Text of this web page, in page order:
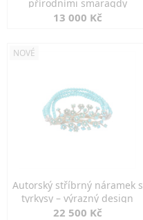
přírodními smaragdy
13 000 Kč
NOVÉ
Autorský stříbrný náramek s
tyrkysy – výrazný design
22 500 Kč